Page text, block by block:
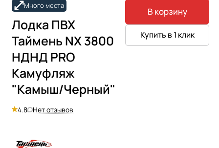
Много места
Лодка ПВХ
Таймень NX 3800
НДНД PRO
Камуфляж
"Камыш/Черный"
4.8 Нет отзывов
В корзину
Купить в 1 клик